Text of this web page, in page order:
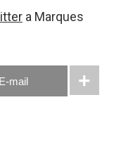
a Marques
E-mail